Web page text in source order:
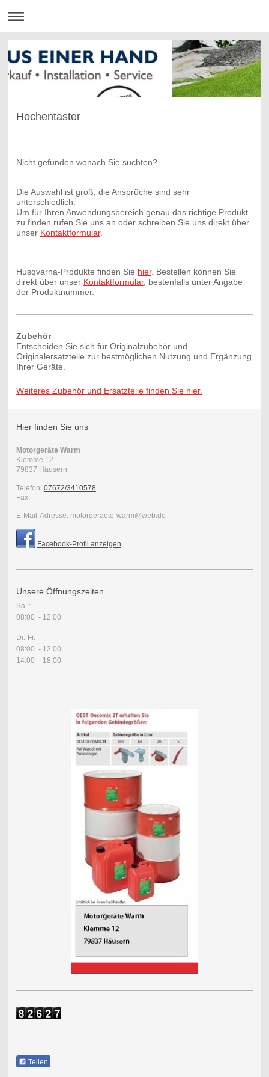
Hochentaster
Nicht gefunden wonach Sie suchten?
Die Auswahl ist groß, die Ansprüche sind sehr
unterschiedlich.
Um für Ihren Anwendungsbereich genau das richtige Produkt
zu finden rufen Sie uns an oder schreiben Sie uns direkt über
unser Kontaktformular.
Husqvarna-Produkte finden Sie hier. Bestellen können Sie
direkt über unser Kontaktformular, bestenfalls unter Angabe
der Produktnummer.
Zubehör
Entscheiden Sie sich für Originalzubehör und
Originalersatzteile zur bestmöglichen Nutzung und Ergänzung
Ihrer Geräte.
Weiteres Zubehör und Ersatzteile finden Sie hier.
Hier finden Sie uns
Motorgeräte Warm
Klemme 12
79837 Häusern
Telefon: 07672/3410578
Fax:
E-Mail-Adresse: motorgeraete-warm@web.de
Facebook-Profil anzeigen
Unsere Öffnungszeiten
Sa. :
08:00 - 12:00
Di.-Fr. :
08:00 - 12:00
14:00 - 18:00
Teilen